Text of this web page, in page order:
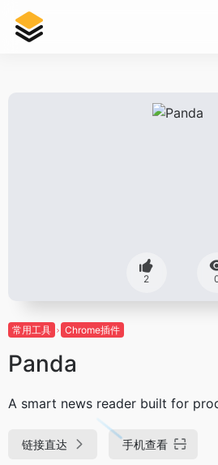
2
常用工具 Chrome插件
Panda
A smart news reader built for
链接直达 手机查看